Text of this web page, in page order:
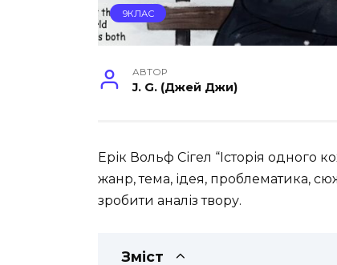
9КЛАС
АВТОР
J. G. (Джей Джи)
Ерік Вольф Сігел “Історія одного
жанр, тема, ідея, проблематика,
зробити аналіз твору.
Зміст